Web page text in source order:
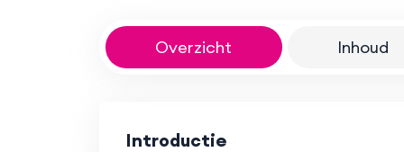
Overzicht Inhoud
Introductie